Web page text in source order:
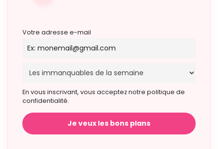
Votre adresse e-mail
En vous inscrivant, vous acceptez notre politique de
confidentialité.